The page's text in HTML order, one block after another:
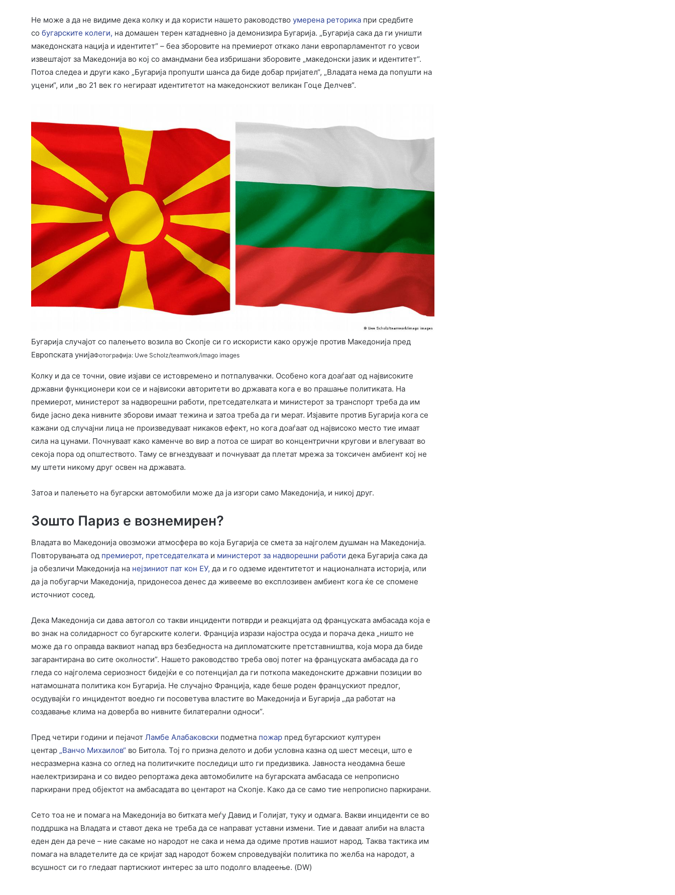
Не може а да не видиме дека колку и да користи нашето раководство умерена реторика при средбите
со бугарските колеги, на домашен терен катадневно ја демонизира Бугарија. „Бугарија сака да ги уништи
македонската нација и идентитет“ – беа зборовите на премиерот откако лани европарламентот го усвои
извештајот за Македонија во кој со амандмани беа избришани зборовите „македонски јазик и идентитет“.
Потоа следеа и други како „Бугарија пропушти шанса да биде добар пријател“, „Владата нема да попушти на
уцени“, или „во 21 век го негираат идентитетот на македонскиот великан Гоце Делчев”.
Бугарија случајот со палењето возила во Скопје си го искористи како оружје против Македонија пред
Европската унијаФотографија: Uwe Scholz/teamwork/imago images
Колку и да се точни, овие изјави се истовремено и потпалувачки. Особено кога доаѓаат од највисоките
државни функционери кои се и највисоки авторитети во државата кога е во прашање политиката. На
премиерот, министерот за надворешни работи, претседателката и министерот за транспорт треба да им
биде јасно дека нивните зборови имаат тежина и затоа треба да ги мерат. Изјавите против Бугарија кога се
кажани од случајни лица не произведуваат никаков ефект, но кога доаѓаат од највисоко место тие имаат
сила на цунами. Почнуваат како каменче во вир а потоа се шират во концентрични кругови и влегуваат во
секоја пора од општеството. Таму се вгнездуваат и почнуваат да плетат мрежа за токсичен амбиент кој не
му штети никому друг освен на државата.
Затоа и палењето на бугарски автомобили може да ја изгори само Македонија, и никој друг.
Зошто Париз е вознемирен?
Владата во Македонија овозможи атмосфера во која Бугарија се смета за најголем душман на Македонија.
Повторувањата од премиерот, претседателката и министерот за надворешни работи дека Бугарија сака да
ја обезличи Македонија на нејзиниот пат кон ЕУ, да и го одземе идентитетот и националната историја, или
да ја побугарчи Македонија, придонесоа денес да живееме во експлозивен амбиент кога ќе се спомене
источниот сосед.
Дека Македонија си дава автогол со такви инциденти потврди и реакцијата од француската амбасада која е
во знак на солидарност со бугарските колеги. Франција изрази најостра осуда и порача дека „ништо не
може да го оправда ваквиот напад врз безбедноста на дипломатските претставништва, која мора да биде
загарантирана во сите околности”. Нашето раководство треба овој потег на француската амбасада да го
гледа со најголема сериозност бидејќи е со потенцијал да ги поткопа македонските државни позиции во
натамошната политика кон Бугарија. Не случајно Франција, каде беше роден францускиот предлог,
осудувајќи го инцидентот воедно ги посоветува властите во Македонија и Бугарија „да работат на
создавање клима на доверба во нивните билатерални односи”.
Пред четири години и пејачот Ламбе Алабаковски подметна пожар пред бугарскиот културен
центар „Ванчо Михаилов“ во Битола. Тој го призна делото и доби условна казна од шест месеци, што е
несразмерна казна со оглед на политичките последици што ги предизвика. Јавноста неодамна беше
наелектризирана и со видео репортажа дека автомобилите на бугарската амбасада се непрописно
паркирани пред објектот на амбасадата во центарот на Скопје. Како да се само тие непрописно паркирани.
Сето тоа не и помага на Македонија во битката меѓу Давид и Голијат, туку и одмага. Вакви инциденти се во
поддршка на Владата и ставот дека не треба да се направат уставни измени. Тие и даваат алиби на власта
еден ден да рече – ние сакаме но народот не сака и нема да одиме против нашиот народ. Таква тактика им
помага на владетелите да се кријат зад народот божем спроведувајќи политика по желба на народот, а
всушност си го гледаат партискиот интерес за што подолго владеење. (DW)